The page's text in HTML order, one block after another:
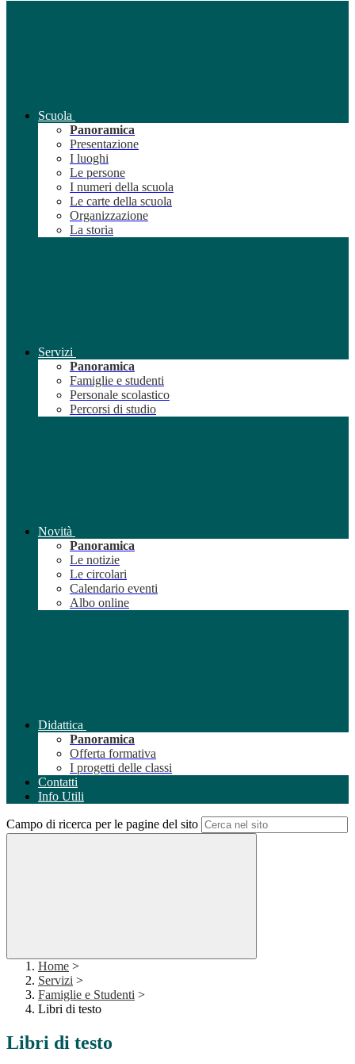
Scuola
Panoramica
Presentazione
I luoghi
Le persone
I numeri della scuola
Le carte della scuola
Organizzazione
La storia
Servizi
Panoramica
Famiglie e studenti
Personale scolastico
Percorsi di studio
Novità
Panoramica
Le notizie
Le circolari
Calendario eventi
Albo online
Didattica
Panoramica
Offerta formativa
I progetti delle classi
Contatti
Info Utili
Campo di ricerca per le pagine del sito
Home >
Servizi >
Famiglie e Studenti >
Libri di testo
Libri di testo